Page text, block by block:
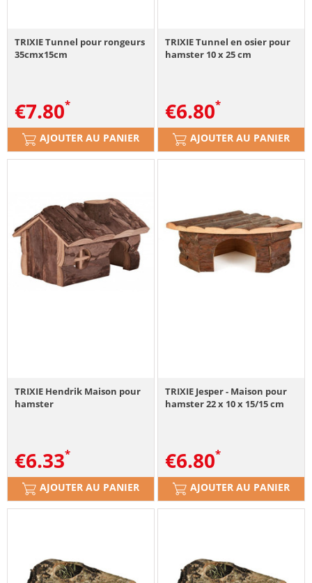
TRIXIE Tunnel pour rongeurs
35cmx15cm
€7.80
AJOUTER AU PANIER
TRIXIE Tunnel en osier pour
hamster 10 x 25 cm
€6.80
AJOUTER AU PANIER
TRIXIE Hendrik Maison pour
hamster
€6.33
AJOUTER AU PANIER
TRIXIE Jesper - Maison pour
hamster 22 x 10 x 15/15 cm
€6.80
AJOUTER AU PANIER